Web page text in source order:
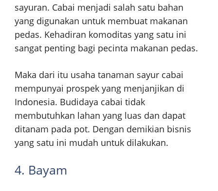
sayuran. Cabai menjadi salah satu bahan
yang digunakan untuk membuat makanan
pedas. Kehadiran komoditas yang satu ini
sangat penting bagi pecinta makanan pedas.
Maka dari itu usaha tanaman sayur cabai
mempunyai prospek yang menjanjikan di
Indonesia. Budidaya cabai tidak
membutuhkan lahan yang luas dan dapat
ditanam pada pot. Dengan demikian bisnis
yang satu ini mudah untuk dilakukan.
4. Bayam